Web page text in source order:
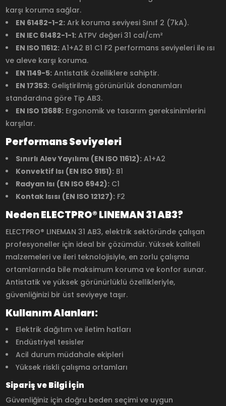
karşı koruma sağlar.
EN 61482-1-2: Ark koruma seviyesi Sınıf 2 (7kA).
EN IEC 61482-1-1: ATPV değeri 31 cal/cm²
EN ISO 11612: A1+A2 B1 C1 F2 performans seviyeleri ile ısı
ve aleve karşı koruma.
EN 1149-5: Antistatik özelliklere sahiptir.
EN 17353: Geliştirilmiş görünürlük donanımları
standardına göre Tip AB3.
EN ISO 13688: Ergonomik ve tasarım gereksinimlerini
karşılar.
Performans Seviyeleri
Sınırlı Alev Yayılımı (EN ISO 11612): A1+A2
Konvektif Isı (EN ISO 9151): B1
Radyan Isı (EN ISO 6942): C1
Kontak Isısı (EN ISO 12127): F2
Neden ELECTPRO® LINEMAN 31 AB3?
ELECTPRO® LINEMAN 31 AB3, elektrik sektöründe çalışan
profesyoneller için ideal bir çözümdür. Yüksek kaliteli
malzemeleri ve ileri teknolojisiyle, en zorlu çalışma
ortamlarında bile maksimum koruma ve konfor sunar.
Antistatik ve yüksek görünürlüklü özellikleriyle,
güvenliğinizi bir üst seviyeye taşır.
Kullanım Alanları:
Elektrik dağıtım ve iletim hatları
Endüstriyel tesisler
Acil durum müdahale ekipleri
Yüksek riskli çalışma ortamları
Sipariş ve Bilgi İçin
Güvenliğiniz için doğru beden seçimi ve uygun